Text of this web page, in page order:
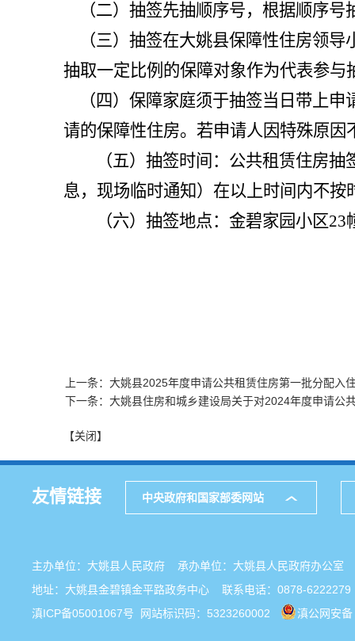
（二）抽签先抽顺序号，根据顺序号
（三）抽签在大姚县保障性住房领
抽取一定比例的保障对象作为代表参与
（四）保障家庭须于抽签当日带上
请的保障性住房。 若申请人因特殊原因
（五）抽签时间：公共租赁住房抽
息，现场临时通知） 在以上时间内不按
（六）抽签地点： 金碧家园小区23
上一条：大姚县2025年度申请公共租赁住房第一批分配入
下一条：大姚县住房和城乡建设局关于对2024年度申请公
【关闭】
友情链接 中央政府和国家部委网站
主办单位：大姚县人民政府 承办单位：大姚县人民政府办公
地址：大姚县金碧镇金平路政务中心 联系电话：0878-6222279
滇ICP备05001067号 网站标识码：5323260002 滇公网安